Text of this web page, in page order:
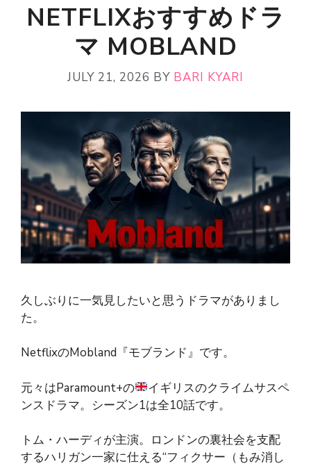
NETFLIXおすすめドラ
マ MOBLAND
JULY 21, 2026 BY BARI KYARI
久しぶりに一気見したいと思うドラマがありまし
た。
NetflixのMobland『モブランド』です。
元々はParamount+の
イギリスのクライムサスペ
ンスドラマ。シーズン1は全10話です。
トム・ハーディが主演。ロンドンの裏社会を支配
するハリガン一家に仕える“フィクサー（もみ消し